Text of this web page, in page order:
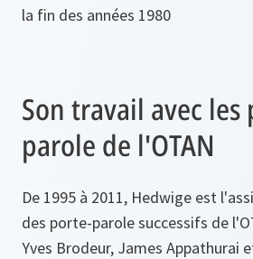
la fin des années 1980
Son travail avec les
parole de l'OTAN
De 1995 à 2011, Hedwige est
des porte-parole successifs de
Yves Brodeur, James Appathurai